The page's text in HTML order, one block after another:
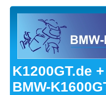
K1200GT.de
BMW-